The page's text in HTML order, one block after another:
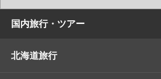
国内旅行・ツアー
北海道旅行